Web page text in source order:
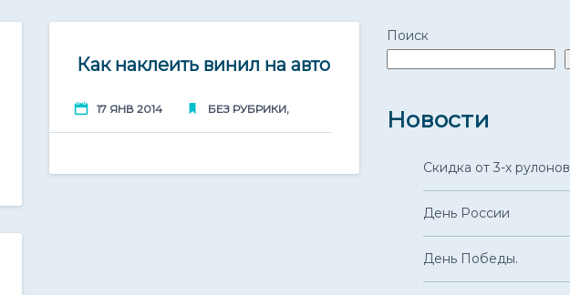
17
Как наклеить винил на авто
17 ЯНВ 2014 БЕЗ РУБРИКИ,
Поиск
Новости
Скидка от 3-х рулонов
День России
День Победы.